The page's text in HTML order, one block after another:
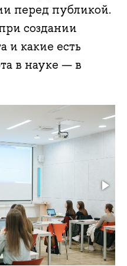
перед публикой.
создании
и какие есть
в науке — в